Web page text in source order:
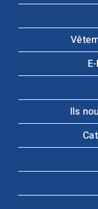
Ils